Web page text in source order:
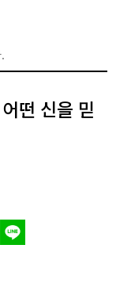
떤 신을 믿